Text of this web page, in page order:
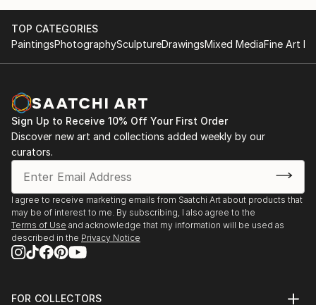
Conceptual art
Working with ceramic, concrete, wood etc
TOP CATEGORIES
PaintingsPhotographySculptureDrawingsMixed MediaFine Art
Sign Up to Receive 10% Off Your First Order
Discover new art and collections added weekly by our
curators.
I agree to receive marketing emails from Saatchi Art about products that
may be of interest to me. By subscribing, I also agree to the
Terms of Use and acknowledge that my information will be used as
described in the Privacy Notice
FOR COLLECTORS